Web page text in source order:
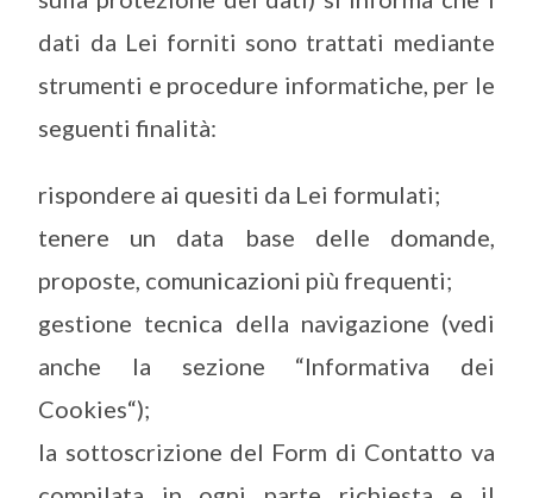
dati da Lei forniti sono trattati mediante
strumenti e procedure informatiche, per le
seguenti finalità:
rispondere ai quesiti da Lei formulati;
tenere un data base delle domande,
proposte, comunicazioni più frequenti;
gestione tecnica della navigazione (vedi
anche la sezione “Informativa dei
Cookies“);
la sottoscrizione del Form di Contatto va